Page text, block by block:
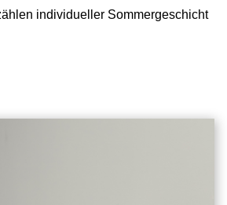
individueller Sommergeschicht